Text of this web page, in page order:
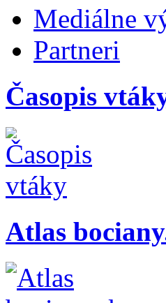
Mediálne
Partneri
Časopis
Atlas